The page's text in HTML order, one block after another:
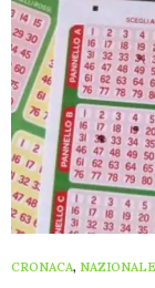
CRONACA, NAZIONALE